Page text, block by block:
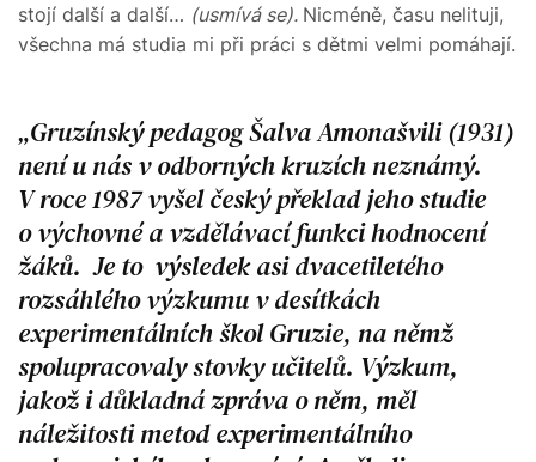
stojí další a další… (usmívá se). Nicméně, času nelituji,
všechna má studia mi při práci s dětmi velmi pomáhají.
Gruzínský pedagog Šalva Amonašvili (1931)
není u nás v odborných kruzích neznámý.
V roce 1987 vyšel český překlad jeho studie
o výchovné a vzdělávací funkci hodnocení
žáků. Je to výsledek asi dvacetiletého
rozsáhlého výzkumu v desítkách
experimentálních škol Gruzie, na němž
spolupracovaly stovky učitelů. Výzkum,
jakož i důkladná zpráva o něm, měl
náležitosti metod experimentálního